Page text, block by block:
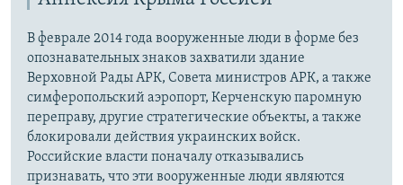
В феврале 2014 года вооруженные люди в форме без
опознавательных знаков захватили здание
Верховной Рады АРК, Совета министров АРК, а также
симферопольский аэропорт, Керченскую паромную
переправу, другие стратегические объекты, а также
блокировали действия украинских войск.
Российские власти поначалу отказывались
признавать, что эти вооруженные люди являются